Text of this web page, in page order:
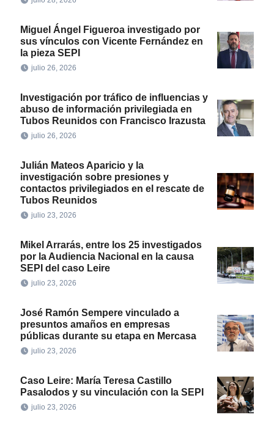
Miguel Ángel Figueroa investigado por
sus vínculos con Vicente Fernández en
la pieza SEPI
julio 26, 2026
Investigación por tráfico de influencias y
abuso de información privilegiada en
Tubos Reunidos con Francisco Irazusta
julio 26, 2026
Julián Mateos Aparicio y la
investigación sobre presiones y
contactos privilegiados en el rescate de
Tubos Reunidos
julio 23, 2026
Mikel Arrarás, entre los 25 investigados
por la Audiencia Nacional en la causa
SEPI del caso Leire
julio 23, 2026
José Ramón Sempere vinculado a
presuntos amaños en empresas
públicas durante su etapa en Mercasa
julio 23, 2026
Caso Leire: María Teresa Castillo
Pasalodos y su vinculación con la SEPI
julio 23, 2026